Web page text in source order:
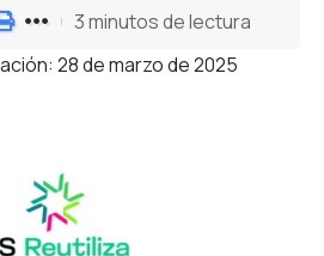
28 de marzo de 2025
3 minutos de lectura